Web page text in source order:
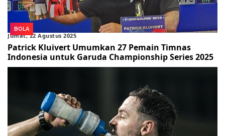
BOLA
Jumat, 22 Agustus 2025
Patrick Kluivert Umumkan 27 Pemain Timnas
Indonesia untuk Garuda Championship Series 2025